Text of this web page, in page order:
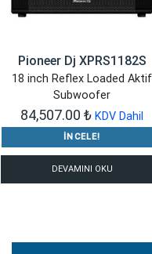
Pioneer Dj XPRS1182S
18 inch Reflex Loaded Aktif
Subwoofer
84,507.00 ₺ KDV Dahil
İNCELE!
DEVAMINI OKU